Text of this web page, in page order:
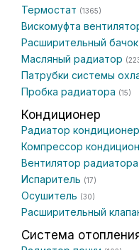
Термостат (1365)
Вискомуфта
Расширительный бачок
Масляный радиатор
Патрубки системы
Пробка радиатора (15)
Кондиционер
Радиатор
Компрессор
Вентилятор
Испаритель (17)
Осушитель (30)
Расширительный
Система